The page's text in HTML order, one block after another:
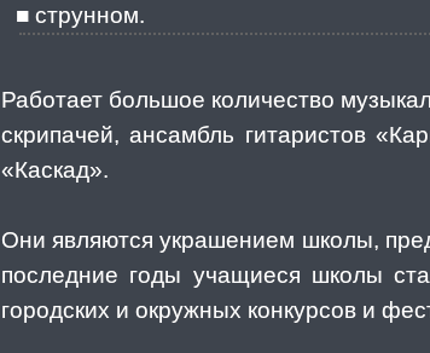
струнном.
Работает большое количество
скрипачей, ансамбль гитаристов
«Каскад».
Они являются украшением школы,
последние годы учащиеся школы
городских и окружных конкурсов и